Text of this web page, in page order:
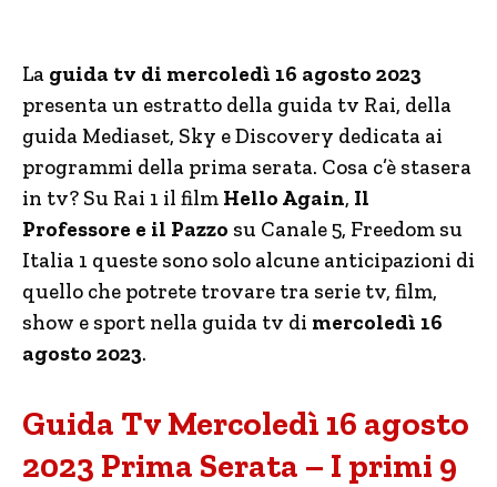
La guida tv di mercoledì 16 agosto 2023
presenta un estratto della guida tv Rai, della
guida Mediaset, Sky e Discovery dedicata ai
programmi della prima serata. Cosa c’è stasera
in tv? Su Rai 1 il film Hello Again, Il
Professore e il Pazzo su Canale 5, Freedom su
Italia 1 queste sono solo alcune anticipazioni di
quello che potrete trovare tra serie tv, film,
show e sport nella guida tv di mercoledì 16
agosto 2023.
Guida Tv Mercoledì 16 agosto
2023 Prima Serata – I primi 9